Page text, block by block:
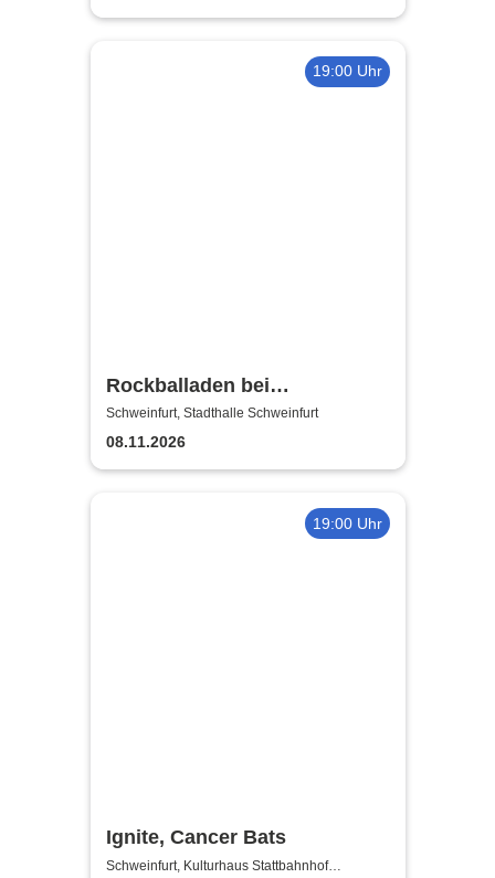
19:00 Uhr
Rockballaden bei
Kerzenschein
Schweinfurt, Stadthalle Schweinfurt
08.11.2026
19:00 Uhr
Ignite, Cancer Bats
Schweinfurt, Kulturhaus Stattbahnhof